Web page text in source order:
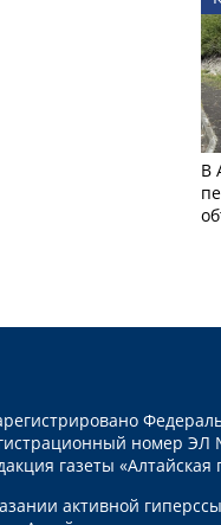
В
номер ЭЛ
газеты «Алтайская
активной